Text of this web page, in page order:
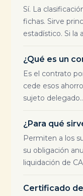
Sí. La
fichas. Sirve
estadístico. Si la
¿Qué es un
Es el contrato
cede esos
sujeto
¿Para qué
Permiten a los
su obligación
liquidación de
Certificado